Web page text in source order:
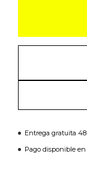
Entrega gratuita
Pago disponible